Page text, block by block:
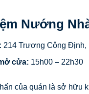
Nướng
214 Trương Công
cửa: 15h00 – 22h30
của quán là sở hữu